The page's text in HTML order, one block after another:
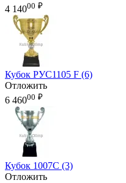
4 14000 ₽
Кубок РУС1105 F (6)
Отложить
6 46000 ₽
Кубок 1007C (3)
Отложить